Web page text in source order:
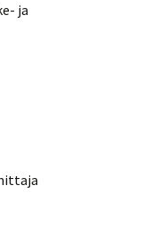
ja